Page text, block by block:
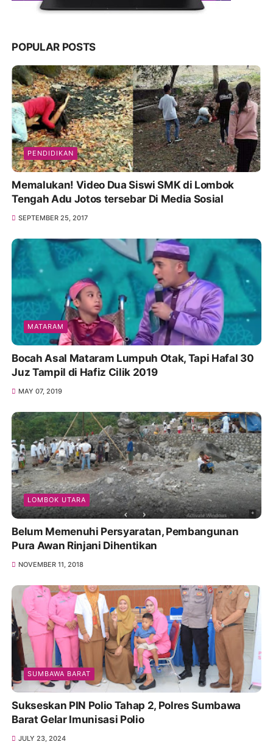
POPULAR POSTS
PENDIDIKAN
Memalukan! Video Dua Siswi SMK di Lombok
Tengah Adu Jotos tersebar Di Media Sosial
SEPTEMBER 25, 2017
MATARAM
Bocah Asal Mataram Lumpuh Otak, Tapi Hafal 30
Juz Tampil di Hafiz Cilik 2019
MAY 07, 2019
LOMBOK UTARA
Belum Memenuhi Persyaratan, Pembangunan
Pura Awan Rinjani Dihentikan
NOVEMBER 11, 2018
SUMBAWA BARAT
Sukseskan PIN Polio Tahap 2, Polres Sumbawa
Barat Gelar Imunisasi Polio
JULY 23, 2024